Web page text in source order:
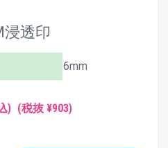
透印
6mm
) (税抜 ¥903)